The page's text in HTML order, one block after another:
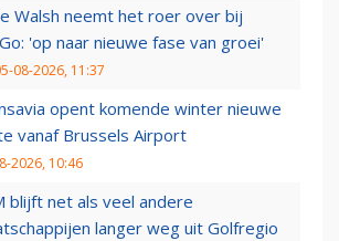
Walsh neemt het roer over bij
'op naar nieuwe fase van groei'
08-2026, 11:37
opent komende winter nieuwe
vanaf Brussels Airport
2026, 10:46
blijft net als veel andere
langer weg uit Golfregio